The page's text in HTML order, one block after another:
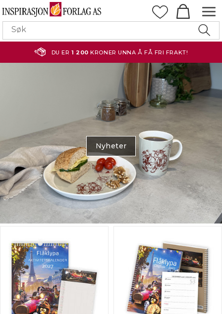
DU ER1 200 KRONER UNNA Å FÅ FRI FRAKT!
Nyheter